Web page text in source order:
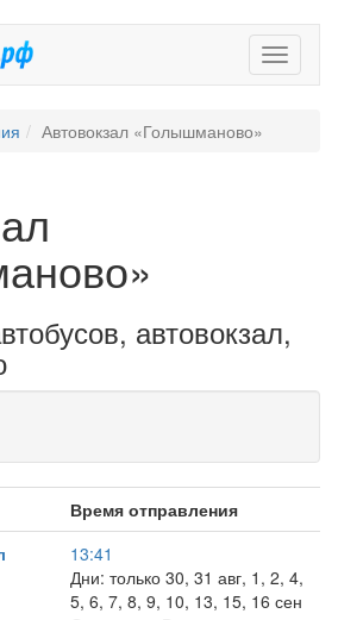
Автовокзал «Голышманово»
автовокзал,
Время отправления
13:41
Дни: только 30, 31 авг, 1, 2, 4,
5, 6, 7, 8, 9, 10, 13, 15, 16 сен